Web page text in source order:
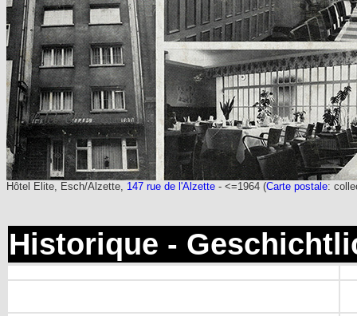
Hôtel Elite, Esch/Alzette, 147 rue de l'Alzette - <=1964 (Carte postale:
Historique -